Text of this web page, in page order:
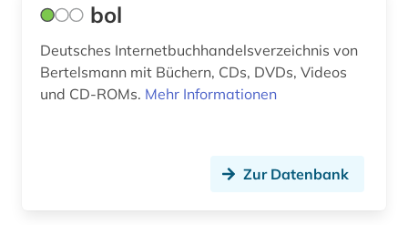
johannes (1)
judaistik (1)
bol
Deutsches Internetbuchhandelsverzeichnis von
Bertelsmann mit Büchern, CDs, DVDs, Videos
und CD-ROMs. Mehr Informationen
Zur Datenbank